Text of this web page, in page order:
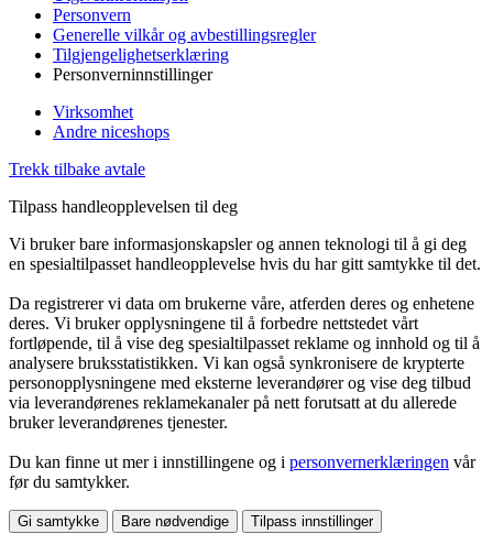
Personvern
Generelle vilkår og avbestillingsregler
Tilgjengelighetserklæring
Personverninnstillinger
Virksomhet
Andre niceshops
Trekk tilbake avtale
Tilpass handleopplevelsen til deg
Vi bruker bare informasjonskapsler og annen teknologi til å gi deg
en spesialtilpasset handleopplevelse hvis du har gitt samtykke til det.
Da registrerer vi data om brukerne våre, atferden deres og enhetene
deres. Vi bruker opplysningene til å forbedre nettstedet vårt
fortløpende, til å vise deg spesialtilpasset reklame og innhold og til å
analysere bruksstatistikken. Vi kan også synkronisere de krypterte
personopplysningene med eksterne leverandører og vise deg tilbud
via leverandørenes reklamekanaler på nett forutsatt at du allerede
bruker leverandørenes tjenester.
Du kan finne ut mer i innstillingene og i personvernerklæringen vår
før du samtykker.
Gi samtykke Bare nødvendige Tilpass innstillinger